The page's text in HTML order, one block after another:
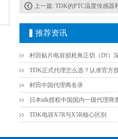
上一篇: TDK的PTC温度传感器和
推荐资讯
村田中国代理商名录
日本tdk授权中国国内一级代理商
TDK电容X7R与X5R核心区别